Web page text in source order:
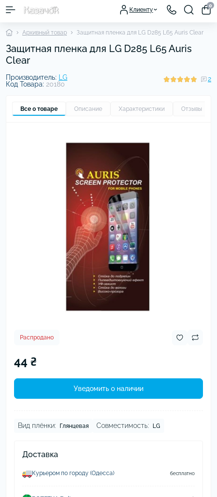
Клиенту
0
Архивный товар Защитная пленка для LG D285 L65 Auris Clear
Защитная пленка для LG D285 L65 Auris
Clear
Производитель:
LG
Код Товара: 20180
2
Все о товаре Описание Характеристики Отзывы
Распродано
44 ₴
Уведомить о наличии
Вид плёнки: Глянцевая Совместимость: LG
Доставка
Курьером по городу (Одесса) бесплатно